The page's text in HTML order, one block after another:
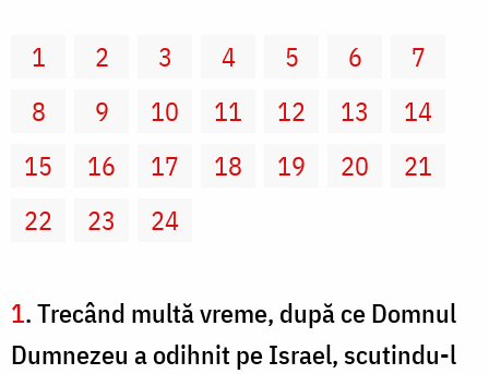
1 2 3 4 5 6
7
8
9 10 11 12 13
14
15
16 17 18 19 20
21
22
23 24
1. Trecând multă vreme, după ce Domnul
Dumnezeu a odihnit pe Israel, scutindu-l